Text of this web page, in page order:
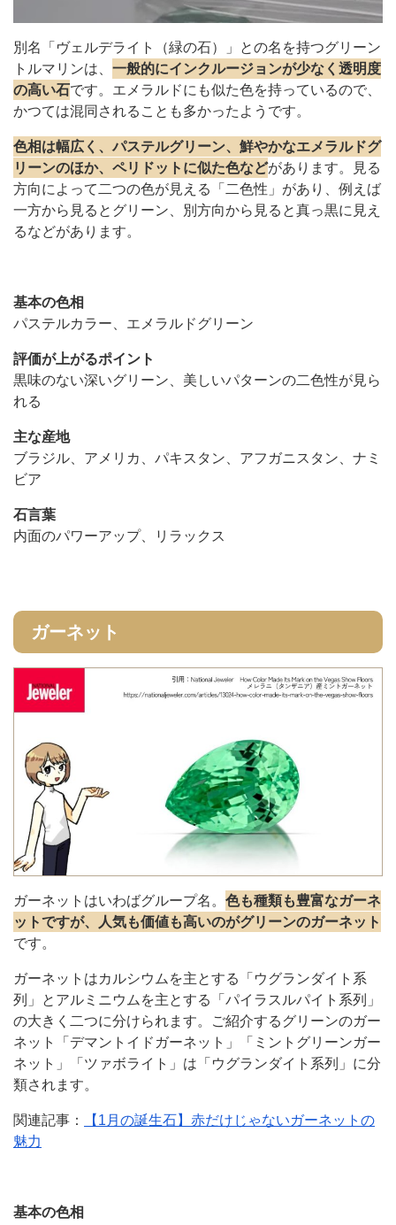
別名「ヴェルデライト（緑の石）」との名を持つグリーン
トルマリンは、 一般的にインクルージョンが少なく透明度
の高い石です。エメラルドにも似た色を持っているので、
かつては混同されることも多かったようです。
色相は幅広く、パステルグリーン、鮮やかなエメラルドグ
リーンのほか、ペリドットに似た色などがあります。見る
方向によって二つの色が見える「二色性」があり、例えば
一方から見るとグリーン、別方向から見ると真っ黒に見え
るなどがあります。
基本の色相
パステルカラー、エメラルドグリーン
評価が上がるポイント
黒味のない深いグリーン、美しいパターンの二色性が見ら
れる
主な産地
ブラジル、アメリカ、パキスタン、アフガニスタン、ナミ
ビア
石言葉
内面のパワーアップ、リラックス
ガーネット
ガーネットはいわばグループ名。 色も種類も豊富なガーネ
ットですが、人気も価値も高いのがグリーンのガーネット
です。
ガーネットはカルシウムを主とする「ウグランダイト系
列」とアルミニウムを主とする「パイラスルパイト系列」
の大きく二つに分けられます。ご紹介するグリーンのガー
ネット「デマントイドガーネット」「ミントグリーンガー
ネット」「ツァボライト」は「ウグランダイト系列」に分
類されます。
関連記事：
【1月の誕生石】赤だけじゃないガーネットの
魅力
基本の色相